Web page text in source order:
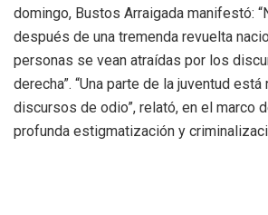
domingo, Bustos Arraigada manifestó:
después de una tremenda revuelta
personas se vean atraídas por los
derecha”. “Una parte de la juventud
discursos de odio”, relató, en el marco
profunda estigmatización y